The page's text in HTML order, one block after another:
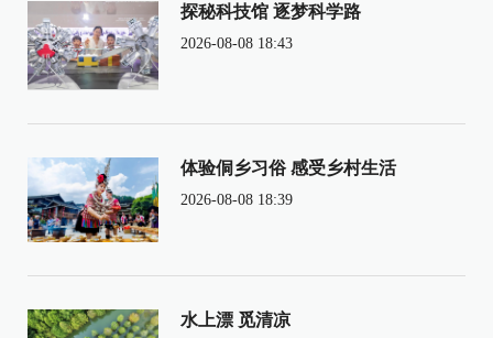
探秘科技馆 逐梦科学路
2026-08-08 18:43
体验侗乡习俗 感受乡村生活
2026-08-08 18:39
水上漂 觅清凉